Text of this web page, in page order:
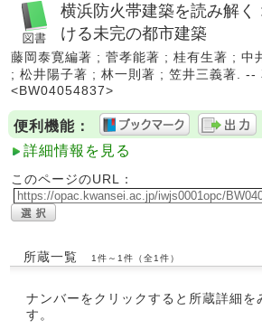
横浜防火帯建築を読み解く
ける未完の都市建築
藤岡泰寛編著 ; 菅孝能著 ; 桂有生著 ; 中
; 松井陽子著 ; 林一則著 ; 笠井三義著. --
<BW04054837>
便利機能：
詳細情報を見る
このページのURL：
所蔵一覧 1件～1件（全1件）
ナンバーをクリックすると所蔵詳細を
す。